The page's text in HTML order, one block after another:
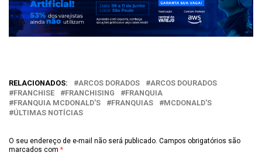
RELACIONADOS: ARCOS DORADOS
ARCOS DOURADOS
FRANCHISE
FRANCHISING
FRANQUIA
FRANQUIA MCDONALD'S
FRANQUIAS
MCDONALD'S
ÚLTIMAS NOTÍCIAS
O seu endereço de e-mail não será publicado. Campos obrigatórios são
marcados com *